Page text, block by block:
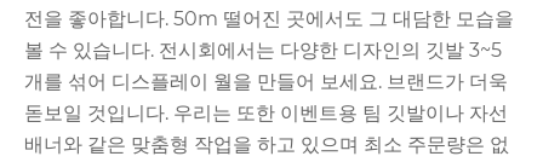
전을 좋아합니다. 50m 떨어진 곳에서도 그 대담한 모습을
볼 수 있습니다. 전시회에서는 다양한 디자인의 깃발 3~5
개를 섞어 디스플레이 월을 만들어 보세요. 브랜드가 더욱
돋보일 것입니다. 우리는 또한 이벤트용 팀 깃발이나 자선
배너와 같은 맞춤형 작업을 하고 있으며 최소 주문량은 없